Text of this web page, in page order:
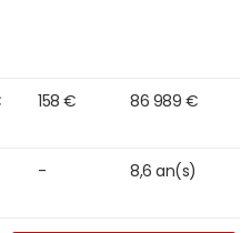
158 € 86 989 €
- 8,6 an(s)